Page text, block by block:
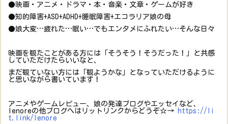
●映画・アニメ・ドラマ・本・音楽・文章・ゲームが好き
●知的障害+ASD+ADHD+睡眠障害+エコラリア娘の母
●娘大変…疲れた…眠い…でもエンタメにふれたい…そんな日々
映画を観たことがある方には「そうそう！そうだった！」と共感
していただけたらいいなと、
まだ観ていない方には「観ようかな」となっていただけるように
と思いながら書いています！
アニメやゲームレビュー、娘の発達ブログやエッセイなど、
lenoreの他ブログへはリットリンクからどうぞ☆→ https://li
t.link/lenore